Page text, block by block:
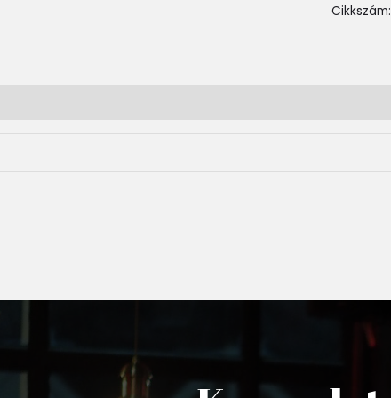
Cikkszám: